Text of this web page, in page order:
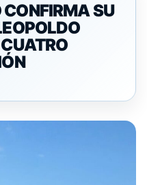
SU